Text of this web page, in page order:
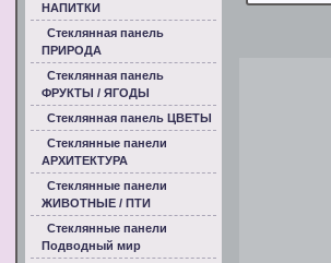
НАПИТКИ
Стеклянная панель
ПРИРОДА
Стеклянная панель
ФРУКТЫ / ЯГОДЫ
Стеклянная панель ЦВЕТЫ
Стеклянные панели
АРХИТЕКТУРА
Стеклянные панели
ЖИВОТНЫЕ / ПТИ
Стеклянные панели
Подводный мир